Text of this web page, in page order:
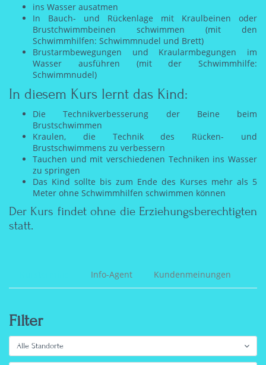
ins Wasser ausatmen
In Bauch- und Rückenlage mit Kraulbeinen oder
Brustchwimmbeinen schwimmen (mit den
Schwimmhilfen: Schwimmnudel und Brett)
Brustarmbewegungen und Kraularmbegungen im
Wasser ausführen (mit der Schwimmhilfe:
Schwimmnudel)
In diesem Kurs lernt das Kind:
Die Technikverbesserung der Beine beim
Brustschwimmen
Kraulen, die Technik des Rücken- und
Brustschwimmens zu verbessern
Tauchen und mit verschiedenen Techniken ins Wasser
zu springen
Das Kind sollte bis zum Ende des Kurses mehr als 5
Meter ohne Schwimmhilfen schwimmen können
Der Kurs findet ohne die Erziehungsberechtigten
statt.
Info-Agent Kundenmeinungen
Filter
Alle Standorte